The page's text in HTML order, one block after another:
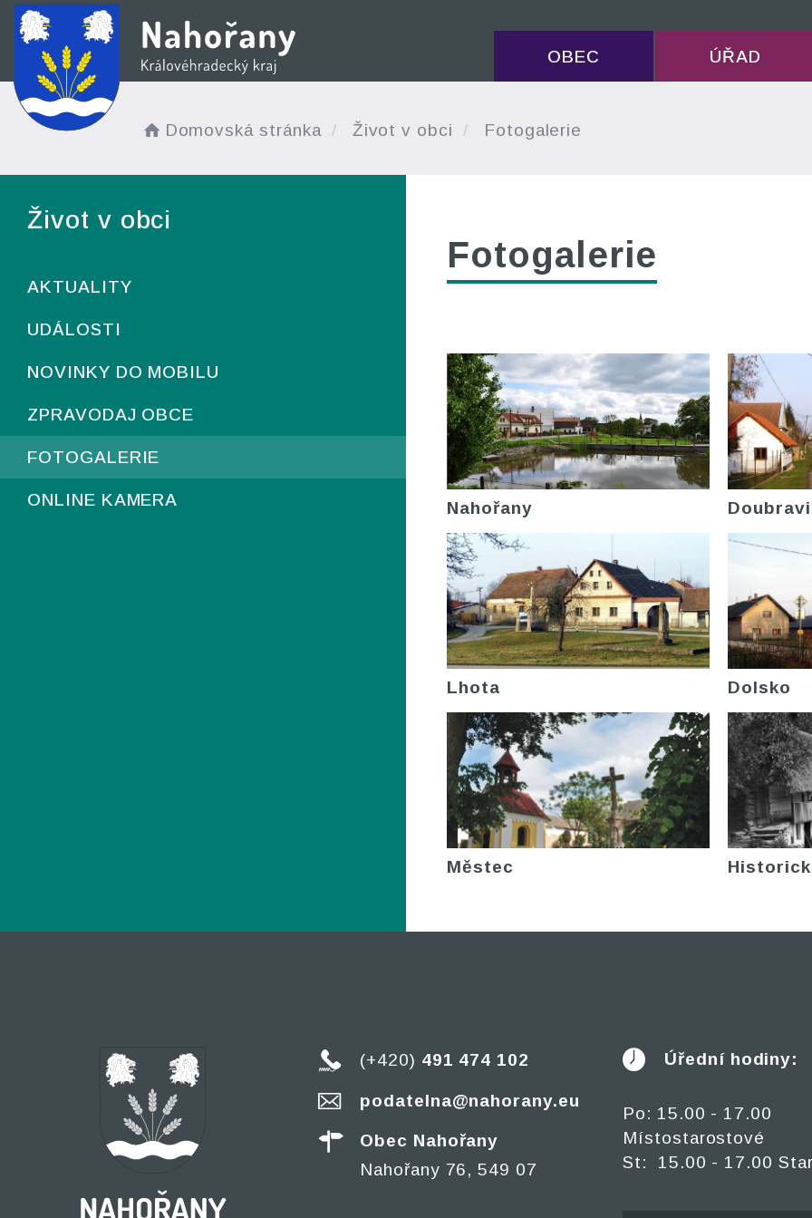
OBEC ÚŘAD
Domovská stránka Život v obci Fotogalerie
Život v obci
AKTUALITY
UDÁLOSTI
NOVINKY DO MOBILU
ZPRAVODAJ OBCE
FOTOGALERIE
ONLINE KAMERA
Fotogalerie
Nahořany
Lhota Dolsko
Městec
(+420) 491 474 102
podatelna@nahorany.eu
Obec Nahořany
Nahořany 76, 549 07
Úřední hodiny:
Po: 15.00 - 17.00
Místostarostové
St: 15.00 - 17.00